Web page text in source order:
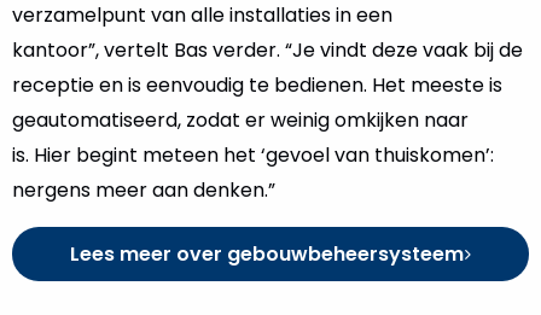
verzamelpunt van alle installaties in een
kantoor”, vertelt Bas verder. “Je vindt deze vaak bij de
receptie en is eenvoudig te bedienen. Het meeste is
geautomatiseerd, zodat er weinig omkijken naar
is. Hier begint meteen het ‘gevoel van thuiskomen’:
nergens meer aan denken.”
Lees meer over gebouwbeheersysteem